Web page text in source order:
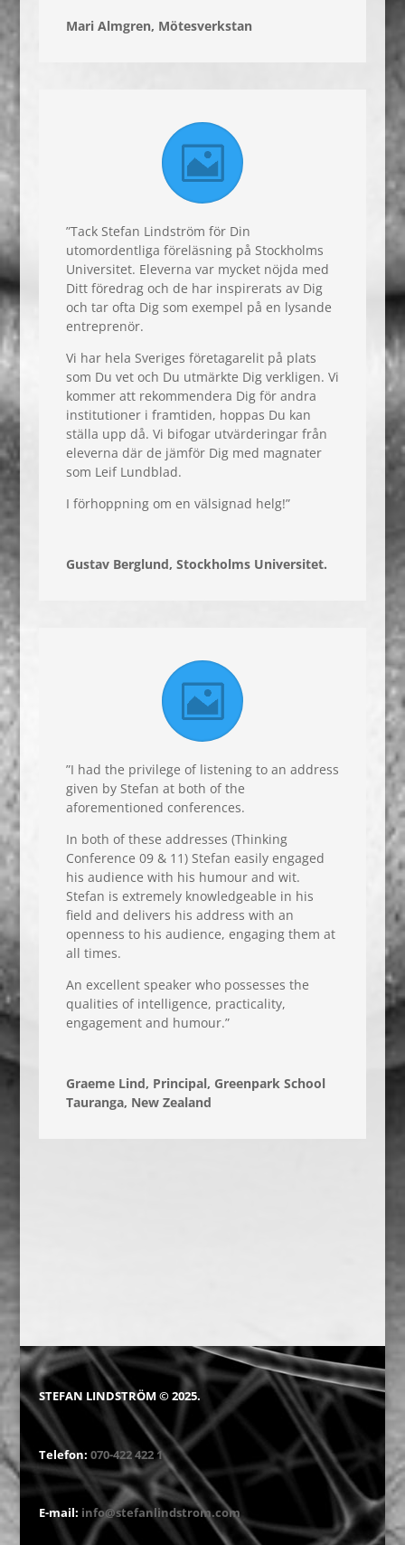
Mari Almgren, Mötesverkstan
”Tack Stefan Lindström för Din
utomordentliga föreläsning på Stockholms
Universitet. Eleverna var mycket nöjda med
Ditt föredrag och de har inspirerats av Dig
och tar ofta Dig som exempel på en lysande
entreprenör.
Vi har hela Sveriges företagarelit på plats
som Du vet och Du utmärkte Dig verkligen. Vi
kommer att rekommendera Dig för andra
institutioner i framtiden, hoppas Du kan
ställa upp då. Vi bifogar utvärderingar från
eleverna där de jämför Dig med magnater
som Leif Lundblad.
I förhoppning om en välsignad helg!”
Gustav Berglund, Stockholms Universitet.
”I had the privilege of listening to an address
given by Stefan at both of the
aforementioned conferences.
In both of these addresses (Thinking
Conference 09 & 11) Stefan easily engaged
his audience with his humour and wit.
Stefan is extremely knowledgeable in his
field and delivers his address with an
openness to his audience, engaging them at
all times.
An excellent speaker who possesses the
qualities of intelligence, practicality,
engagement and humour.”
Graeme Lind, Principal, Greenpark School
Tauranga, New Zealand
STEFAN LINDSTRÖM © 2025.
Telefon: 070-422 422 1
E-mail: info@stefanlindstrom.com